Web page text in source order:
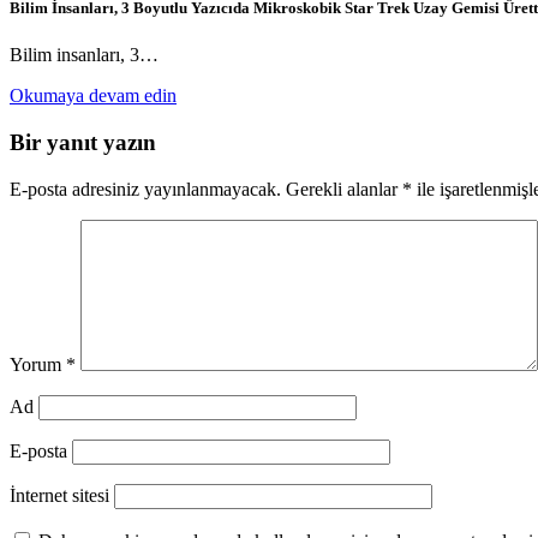
Bilim İnsanları, 3 Boyutlu Yazıcıda Mikroskobik Star Trek Uzay Gemisi
Bilim insanları, 3…
Okumaya devam edin
Bir yanıt yazın
E-posta adresiniz yayınlanmayacak. Gerekli alanlar * ile
Yorum *
Ad
E-posta
İnternet sitesi